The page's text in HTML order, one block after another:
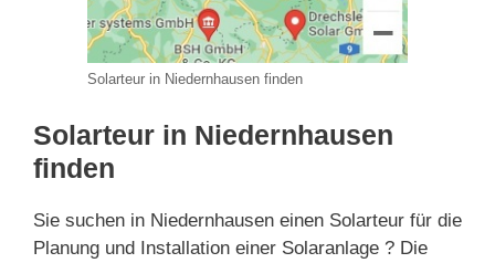
Solarteur in Niedernhausen finden
Solarteur in Niedernhausen
finden
Sie suchen in Niedernhausen einen Solarteur für die
Planung und Installation einer Solaranlage ? Die